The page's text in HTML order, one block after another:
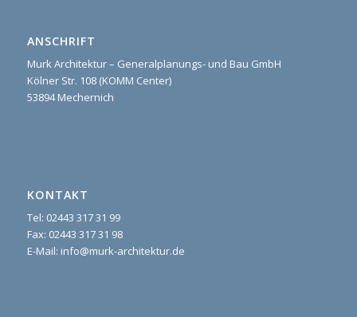
ANSCHRIFT
Murk Architektur – Generalplanungs- und Bau GmbH
Kölner Str. 108 (KOMM Center)
53894 Mechernich
KONTAKT
Tel: 02443 317 31 99
Fax: 02443 317 31 98
E-Mail: info@murk-architektur.de